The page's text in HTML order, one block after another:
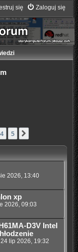
Zaloguj się
się
4 5
2026, 13:40
xp
2026, 09:03
D3V Intel
24 lip 2026, 19:32